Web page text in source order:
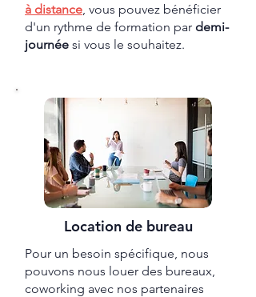
à distance, vous pouvez bénéficier
d'un rythme de formation par demi-
journée si vous le souhaitez.
Location de bureau
Pour un besoin spécifique, nous
pouvons nous louer des bureaux,
coworking avec nos partenaires